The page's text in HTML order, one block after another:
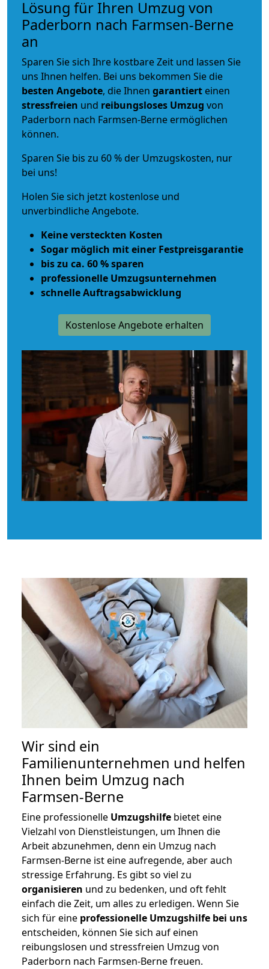
Lösung für Ihren Umzug von
Paderborn nach Farmsen-Berne
an
Sparen Sie sich Ihre kostbare Zeit und lassen Sie
uns Ihnen helfen. Bei uns bekommen Sie die
besten Angebote, die Ihnen garantiert einen
stressfreien und reibungsloses Umzug von
Paderborn nach Farmsen-Berne ermöglichen
können.
Sparen Sie bis zu 60 % der Umzugskosten, nur
bei uns!
Holen Sie sich jetzt kostenlose und
unverbindliche Angebote.
Keine versteckten Kosten
Sogar möglich mit einer Festpreisgarantie
bis zu ca. 60 % sparen
professionelle Umzugsunternehmen
schnelle Auftragsabwicklung
Kostenlose Angebote erhalten
Wir sind ein
Familienunternehmen und helfen
Ihnen beim Umzug nach
Farmsen-Berne
Eine professionelle Umzugshilfe bietet eine
Vielzahl von Dienstleistungen, um Ihnen die
Arbeit abzunehmen, denn ein Umzug nach
Farmsen-Berne ist eine aufregende, aber auch
stressige Erfahrung. Es gibt so viel zu
organisieren und zu bedenken, und oft fehlt
einfach die Zeit, um alles zu erledigen. Wenn Sie
sich für eine professionelle Umzugshilfe bei uns
entscheiden, können Sie sich auf einen
reibungslosen und stressfreien Umzug von
Paderborn nach Farmsen-Berne freuen.